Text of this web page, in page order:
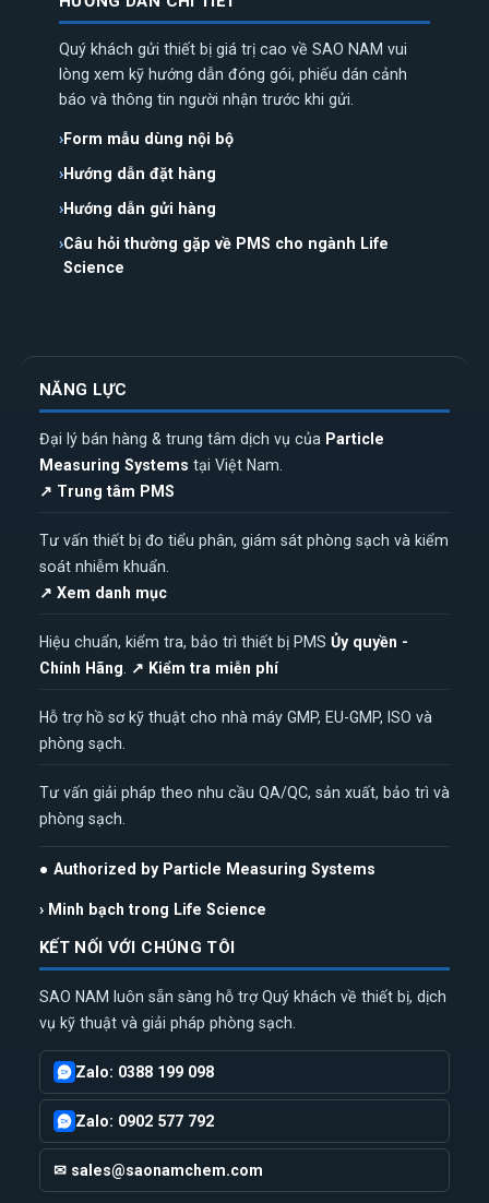
Quý khách gửi thiết bị giá trị cao về SAO NAM vui
lòng xem kỹ hướng dẫn đóng gói, phiếu dán cảnh
báo và thông tin người nhận trước khi gửi.
Form mẫu dùng nội bộ
Hướng dẫn đặt hàng
Hướng dẫn gửi hàng
Câu hỏi thường gặp về PMS cho ngành Life
Science
NĂNG LỰC
Đại lý bán hàng & trung tâm dịch vụ của Particle
Measuring Systems tại Việt Nam.
↗ Trung tâm PMS
Tư vấn thiết bị đo tiểu phân, giám sát phòng sạch và kiểm
soát nhiễm khuẩn.
↗ Xem danh mục
Hiệu chuẩn, kiểm tra, bảo trì thiết bị PMS Ủy quyền -
Chính Hãng
↗ Kiểm tra miễn phí
Hỗ trợ hồ sơ kỹ thuật cho nhà máy GMP, EU-GMP, ISO và
phòng sạch.
Tư vấn giải pháp theo nhu cầu QA/QC, sản xuất, bảo trì và
phòng sạch.
● Authorized by Particle Measuring Systems
› Minh bạch trong Life Science
KẾT NỐI VỚI CHÚNG TÔI
SAO NAM luôn sẵn sàng hỗ trợ Quý khách về thiết bị, dịch
vụ kỹ thuật và giải pháp phòng sạch.
Zalo: 0388 199 098
Zalo: 0902 577 792
✉ sales@saonamchem.com